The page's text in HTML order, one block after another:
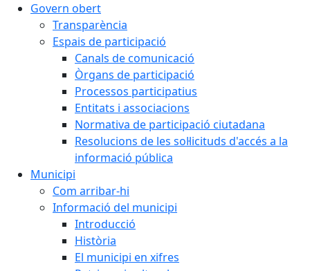
Govern obert
Transparència
Espais de participació
Canals de comunicació
Òrgans de participació
Processos participatius
Entitats i associacions
Normativa de participació ciutadana
Resolucions de les sol·licituds d'accés a la
informació pública
Municipi
Com arribar-hi
Informació del municipi
Introducció
Història
El municipi en xifres